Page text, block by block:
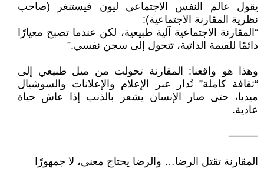
يقول عالم النفس الاجتماعي ليون فيستنغر (صاحب
نظرية المقارنة الاجتماعية):
“المقارنة الاجتماعية آلية طبيعية، لكن عندما تصبح معيارًا
دائمًا للقيمة الذاتية، تتحول إلى سجن نفسي.”
وهذا هو واقعنا: المقارنة تحولت من ميل طبيعي إلى
“ثقافة كاملة” تُدار عبر الإعلام والإعلانات والسوشيال
ميديا، حتى صار الإنسان يشعر بالذنب إذا عاش حياة
عادية.
⸻
المقارنة تقتل الرضا… والرضا يحتاج معنى، لا جمهورًا